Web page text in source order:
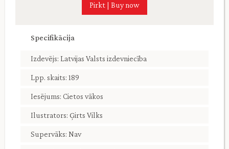
Pirkt | Buy now
Specifikācija
Izdevējs: Latvijas Valsts izdevniecība
Lpp. skaits: 189
Iesējums: Cietos vākos
Ilustrators: Ģirts Vilks
Supervāks: Nav